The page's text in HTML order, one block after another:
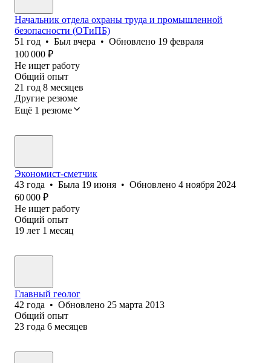
Начальник отдела охраны труда и промышленной
безопасности (ОТиПБ)
51 год • Был вчера • Обновлено 19 февраля
100 000 ₽
Не ищет работу
Общий опыт
21 год 8 месяцев
Другие резюме
Ещё 1 резюме
Экономист-сметчик
43 года • Была 19 июня • Обновлено 4 ноября 2024
60 000 ₽
Не ищет работу
Общий опыт
19 лет 1 месяц
Главный геолог
42 года • Обновлено 25 марта 2013
Общий опыт
23 года 6 месяцев